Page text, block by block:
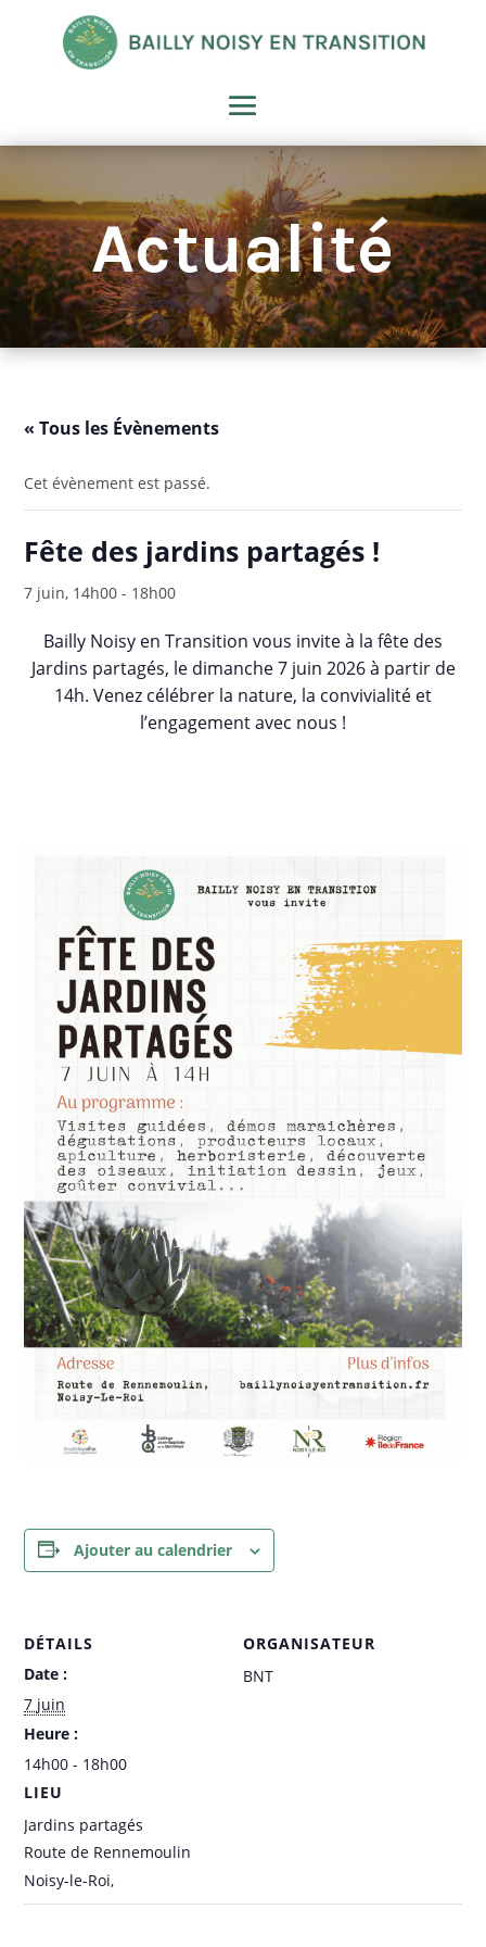
Actualité
« Tous les Évènements
Cet évènement est passé.
Fête des jardins partagés !
7 juin, 14h00 - 18h00
Bailly Noisy en Transition vous invite à la fête des
Jardins partagés, le dimanche 7 juin 2026 à partir de
14h. Venez célébrer la nature, la convivialité et
l’engagement avec nous !
Ajouter au calendrier
DÉTAILS
Date :
7 juin
Heure :
14h00 - 18h00
LIEU
Jardins partagés
Route de Rennemoulin
Noisy-le-Roi,
ORGANISATEUR
BNT